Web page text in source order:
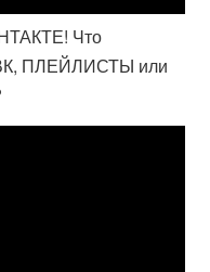
Что
ПЛЕЙЛИСТЫ или